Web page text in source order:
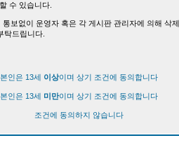
수 있습니다.
보없이 운영자 혹은 각 게시판 관리자에 의해
탁드립니다.
본인은 13세 이상이며 상기 조건에 동의합니다
본인은 13세 미만이며 상기 조건에 동의합니다
조건에 동의하지 않습니다